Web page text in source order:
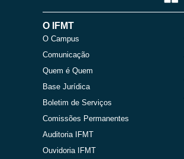
O IFMT
O Campus
Comunicação
Quem é Quem
Base Jurídica
Boletim de Serviços
Comissões Permanentes
Auditoria IFMT
Ouvidoria IFMT